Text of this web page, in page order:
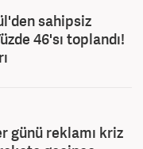
sahipsiz
46'sı toplandı!
günü reklamı kriz